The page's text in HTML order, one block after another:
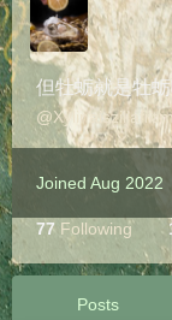
但牡蛎就是牡
@
Joined Aug 2022
77 Following
Posts